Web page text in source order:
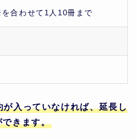
合わせて1人10冊まで
が入っていなければ、延長し
できます。